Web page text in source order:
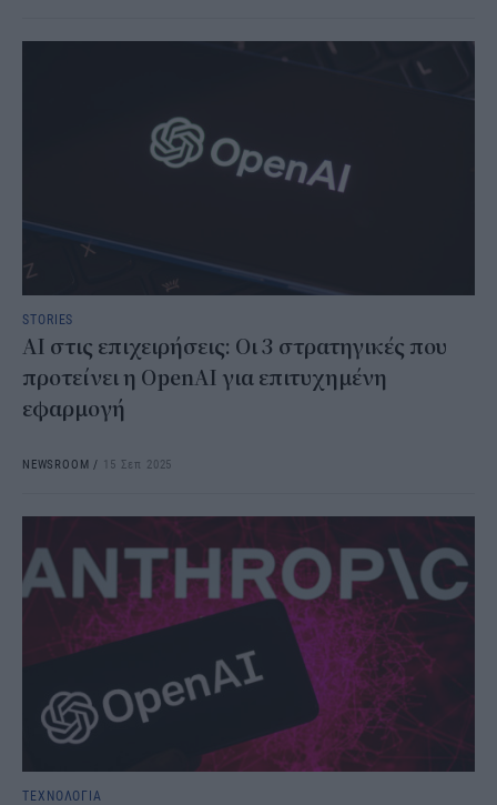
STORIES
AI στις επιχειρήσεις: Οι 3 στρατηγικές που
προτείνει η OpenAI για επιτυχημένη
εφαρμογή
NEWSROOM / 15 Σεπ 2025
ΤΕΧΝΟΛΟΓΙΑ